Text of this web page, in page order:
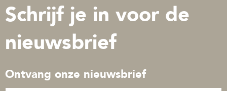
Schrijf je in voor de
nieuwsbrief
Ontvang onze nieuwsbrief